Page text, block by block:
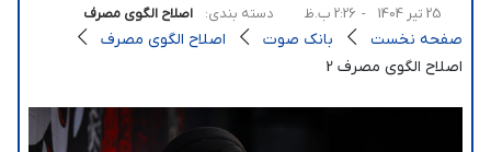
25 تیر 1404 - 2:26 ب.ظ دسته بندی: اصلاح الگوی مصرف
صفحه نخست بانک صوت
اصلاح الگوی مصرف
اصلاح الگوی مصرف 2